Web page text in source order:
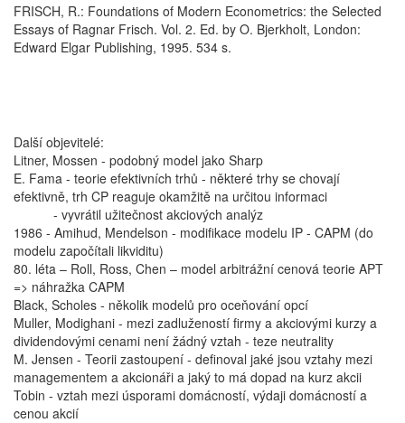
FRISCH, R.: Foundations of Modern Econometrics: the Selected
Essays of Ragnar Frisch. Vol. 2. Ed. by O. Bjerkholt, London:
Edward Elgar Publishing, 1995. 534 s.
Další objevitelé:
Litner, Mossen - podobný model jako Sharp
E. Fama - teorie efektivních trhů - některé trhy se chovají
efektivně, trh CP reaguje okamžitě na určitou informaci
- vyvrátil užitečnost akciových analýz
1986 - Amihud, Mendelson - modifikace modelu IP - CAPM (do
modelu započítali likviditu)
80. léta – Roll, Ross, Chen – model arbitrážní cenová teorie APT
=> náhražka CAPM
Black, Scholes - několik modelů pro oceňování opcí
Muller, Modighani - mezi zadlužeností firmy a akciovými kurzy a
dividendovými cenami není žádný vztah - teze neutrality
M. Jensen - Teorii zastoupení - definoval jaké jsou vztahy mezi
managementem a akcionáři a jaký to má dopad na kurz akcii
Tobin - vztah mezi úsporami domácností, výdaji domácností a
cenou akcií